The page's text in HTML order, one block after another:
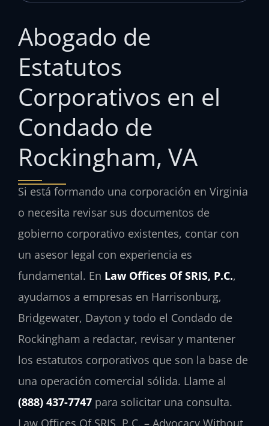
Abogado de
Estatutos
Corporativos en el
Condado de
Rockingham, VA
Si está formando una corporación en Virginia
o necesita revisar sus documentos de
gobierno corporativo existentes, contar con
un asesor legal con experiencia es
fundamental. En Law Offices Of SRIS, P.C.,
ayudamos a empresas en Harrisonburg,
Bridgewater, Dayton y todo el Condado de
Rockingham a redactar, revisar y mantener
los estatutos corporativos que son la base de
una operación comercial sólida. Llame al
(888) 437-7747 para solicitar una consulta.
Law Offices Of SRIS, P.C. – Advocacy Without